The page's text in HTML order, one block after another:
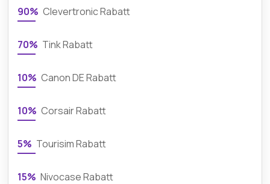
90% Clevertronic Rabatt
70% Tink Rabatt
10% Canon DE Rabatt
10% Corsair Rabatt
5% Tourisim Rabatt
15% Nivocase Rabatt